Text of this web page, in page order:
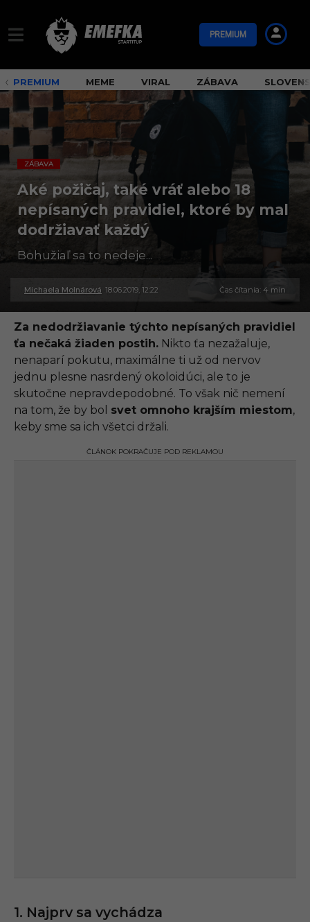
PREMIUM
PREMIUM MEME VIRAL ZÁBAVA
ZÁBAVA
Aké požičaj, také vráť alebo 18
nepísaných pravidiel, ktoré by mal
dodržiavať každý
Bohužiaľ sa to nedeje...
Michaela Molnárová 18.06.2019, 12:22
3
.
0
.
2
2
1
1
6
2
Čas čítania: 4 min
Za nedodržiavanie týchto nepísaných pravidiel
ťa nečaká žiaden postih. Nikto ťa nezažaluje,
nenaparí pokutu, maximálne ti už od nervov
jednu plesne nasrdený okoloidúci, ale to je
skutočne nepravdepodobné. To však nič nemení
na tom, že by bol svet omnoho krajším miestom,
keby sme sa ich všetci držali.
ČLÁNOK POKRAČUJE POD REKLAMOU
1. Najprv sa vychádza